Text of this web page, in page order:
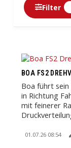
Filter
BOA FS2
Boa führt
in Richtung
mit feinerer
01.07.26 08:54